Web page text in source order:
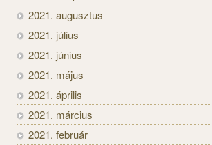
2021. augusztus
2021. július
2021. június
2021. május
2021. április
2021. március
2021. február